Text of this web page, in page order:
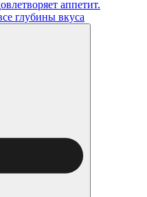
аппетит.
глубины вкуса